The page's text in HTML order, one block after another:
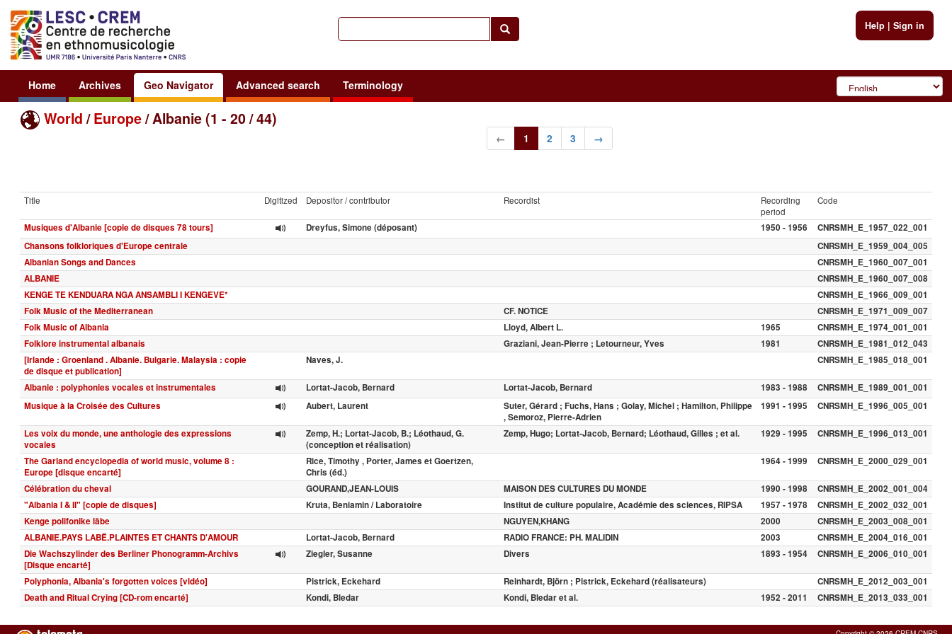
Help| Sign in
Home Archives Geo Navigator Advanced search Terminology
World /Europe/ Albanie (1 - 20 / 44)
← 1 2 3 →
Title Digitized Depositor / contributor Recordist
Recording
period
Code
Musiques d'Albanie [copie de disques 78 tours] Dreyfus, Simone (déposant) 1950 - 1956
CNRSMH_E_1957_022_001
Chansons folkloriques d'Europe centrale
CNRSMH_E_1959_004_005
Albanian Songs and Dances
CNRSMH_E_1960_007_001
ALBANIE
CNRSMH_E_1960_007_008
KENGE TE KENDUARA NGA ANSAMBLI I KENGEVE*
CNRSMH_E_1966_009_001
Folk Music of the Mediterranean
CF. NOTICE
CNRSMH_E_1971_009_007
Folk Music of Albania
Lloyd, Albert L. 1965
CNRSMH_E_1974_001_001
Folklore instrumental albanais
Graziani, Jean-Pierre ; Letourneur, Yves 1981
CNRSMH_E_1981_012_043
[Irlande : Groenland . Albanie. Bulgarie. Malaysia : copie
de disque et publication]
Naves, J. CNRSMH_E_1985_018_001
Albanie : polyphonies vocales et instrumentales Lortat-Jacob, Bernard Lortat-Jacob, Bernard 1983 - 1988
CNRSMH_E_1989_001_001
Musique à la Croisée des Cultures
Aubert, Laurent
Suter, Gérard ; Fuchs, Hans ; Golay, Michel ; Hamilton, Philippe
, Semoroz, Pierre-Adrien
1991 - 1995 CNRSMH_E_1996_005_001
Les voix du monde, une anthologie des expressions
vocales
Zemp, H.; Lortat-Jacob, B.; Léothaud, G.
(conception et réalisation)
Zemp, Hugo; Lortat-Jacob, Bernard; Léothaud, Gilles ; et al. 1929 - 1995 CNRSMH_E_1996_013_001
The Garland encyclopedia of world music, volume 8 :
Europe [disque encarté]
Rice, Timothy , Porter, James et Goertzen,
Chris (éd.)
1964 - 1999 CNRSMH_E_2000_029_001
Célébration du cheval GOURAND,JEAN-LOUIS MAISON DES CULTURES DU MONDE 1990 - 1998
CNRSMH_E_2002_001_004
"Albania I & II" [copie de disques]
Kruta, Beniamin / Laboratoire Institut de culture populaire, Académie des sciences, RIPSA 1957 - 1978
CNRSMH_E_2002_032_001
Kenge polifonike läbe
NGUYEN,KHANG 2000
CNRSMH_E_2003_008_001
ALBANIE.PAYS LABË.PLAINTES ET CHANTS D'AMOUR
Lortat-Jacob, Bernard RADIO FRANCE: PH. MALIDIN 2003
CNRSMH_E_2004_016_001
Die Wachszylinder des Berliner Phonogramm-Archivs
[Disque encarté]
Ziegler, Susanne Divers 1893 - 1954 CNRSMH_E_2006_010_001
Polyphonia, Albania's forgotten voices [vidéo] Pistrick, Eckehard Reinhardt, Björn ; Pistrick, Eckehard (réalisateurs)
CNRSMH_E_2012_003_001
Death and Ritual Crying [CD-rom encarté]
Kondi, Bledar Kondi, Bledar et al. 1952 - 2011 CNRSMH_E_2013_033_001